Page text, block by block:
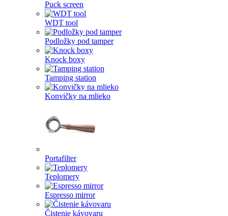
Puck screen
WDT tool
Podložky pod tamper
Knock boxy
Tamping station
Konvičky na mlieko
Portafilter
Teplomery
Espresso mirror
Čistenie kávovaru